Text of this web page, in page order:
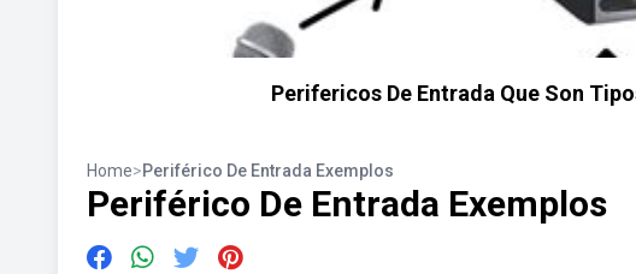
Perifericos De Entrada Que Son
Home>Periférico De Entrada Exemplos
Periférico De Entrada Exemplos